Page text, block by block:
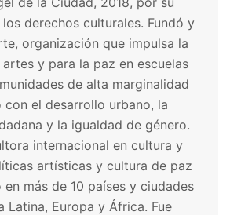
derechos culturales. Fundó y
organización que impulsa la
y para la paz en escuelas
de alta marginalidad
con el desarrollo urbano, la
y la igualdad de género.
internacional en cultura y
artísticas y cultura de paz
más de 10 países y ciudades
Latina, Europa y África. Fue